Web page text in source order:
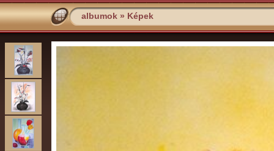
albumok » Képek